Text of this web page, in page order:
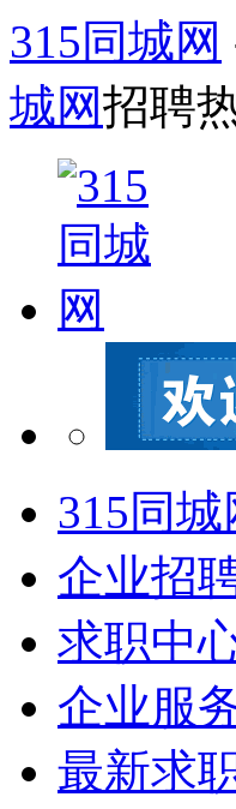
315同城网
城网招聘
315同
企业招
求职中
企业服
最新求